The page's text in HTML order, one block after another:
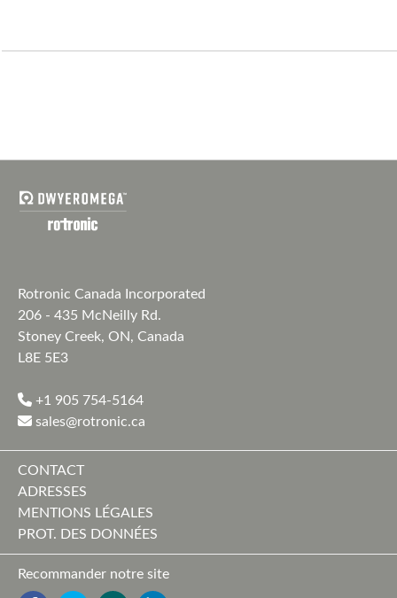
Rotronic Canada Incorporated
206 - 435 McNeilly Rd.
Stoney Creek, ON, Canada
L8E 5E3
+1 905 754-5164
sales@rotronic.ca
CONTACT
ADRESSES
MENTIONS LÉGALES
PROT. DES DONNÉES
Recommander notre site